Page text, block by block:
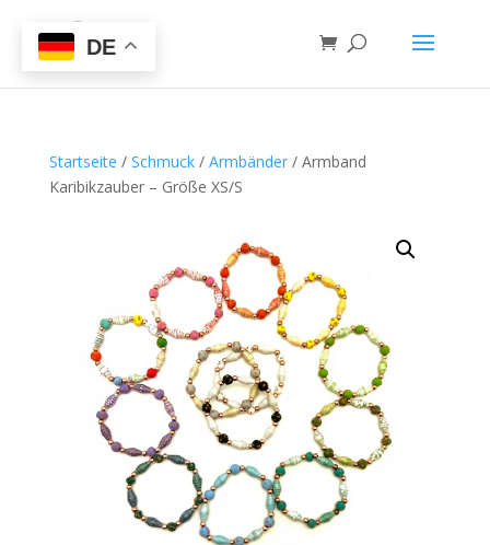
Startseite / Schmuck/ Armbänder/ Armband
Karibikzauber – Größe XS/S
DE